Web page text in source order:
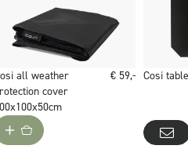
geleverd inclusief 30 mBar
houtblokken, lavastenen,
all weather
cover
€ 59,- Cosi